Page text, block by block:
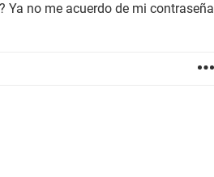
Ya no me acuerdo de mi contraseña